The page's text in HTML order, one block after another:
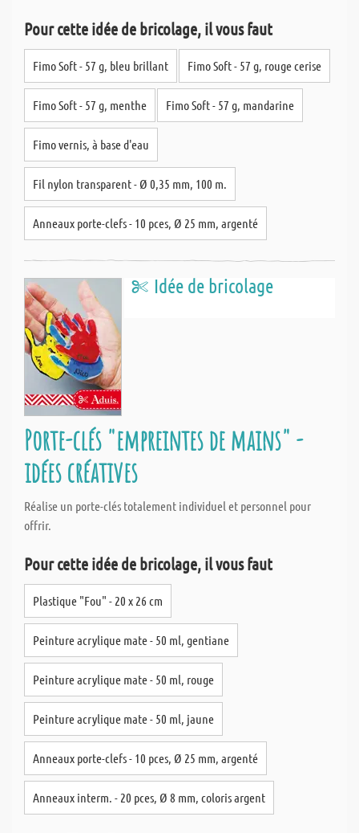
Pour cette idée de bricolage, il vous faut
Fimo Soft - 57 g, bleu brillant Fimo Soft - 57 g, rouge cerise
Fimo Soft - 57 g, menthe Fimo Soft - 57 g, mandarine
Fimo vernis, à base d'eau
Fil nylon transparent - Ø 0,35 mm, 100 m.
Anneaux porte-clefs - 10 pces, Ø 25 mm, argenté
Idée de bricolage
Porte-clés "empreintes de mains" -
idées créatives
Réalise un porte-clés totalement individuel et personnel pour
offrir.
Pour cette idée de bricolage, il vous faut
Plastique "Fou" - 20 x 26 cm
Peinture acrylique mate - 50 ml, gentiane
Peinture acrylique mate - 50 ml, rouge
Peinture acrylique mate - 50 ml, jaune
Anneaux porte-clefs - 10 pces, Ø 25 mm, argenté
Anneaux interm. - 20 pces, Ø 8 mm, coloris argent